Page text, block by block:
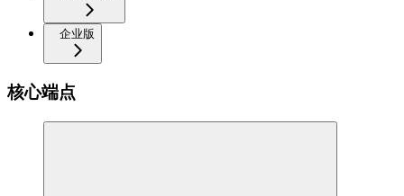
企业版
核心端点